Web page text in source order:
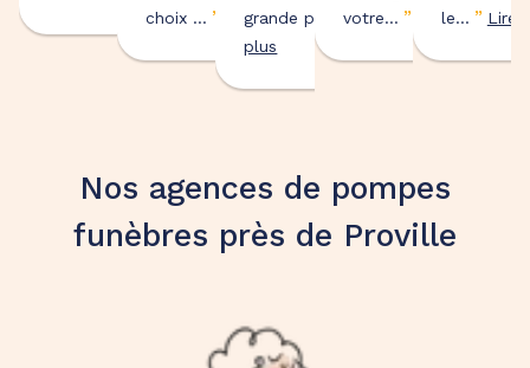
choix ... ” Lire plus
grande peine... ” Lire
plus
votre... ” Lire plus
le... ” Lire
Nos agences de pompes
funèbres près de Proville